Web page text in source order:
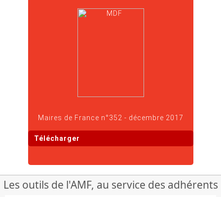
Maires de France n°352 - décembre 2017
Télécharger
Les outils de l'AMF, au service des adhérents